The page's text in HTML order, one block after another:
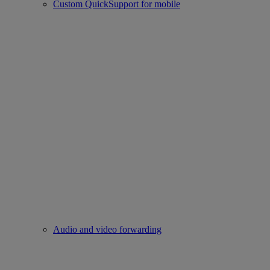
Custom QuickSupport for mobile
Audio and video forwarding